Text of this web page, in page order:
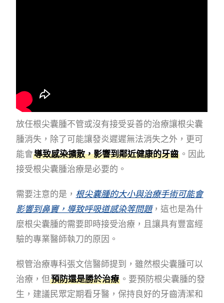
放任根尖囊腫不管或沒有接受妥善的治療讓根尖囊
腫消失，除了可能讓發炎遲遲無法消失之外，更可
能會導致感染擴散，影響到鄰近健康的牙齒 。因此
接受根尖囊腫治療是必要的。
需要注意的是， 根尖囊腫的大小與治療手術可能會
影響到鼻竇，導致呼吸道感染等問題，這也是為什
麼根尖囊腫的需要即時接受治療，且讓具有豐富經
驗的專業醫師執刀的原因。
根管治療專科張文信醫師提到，雖然根尖囊腫可以
治療，但預防還是勝於治療 。要預防根尖囊腫的發
生，建議民眾定期看牙醫，保持良好的牙齒清潔和